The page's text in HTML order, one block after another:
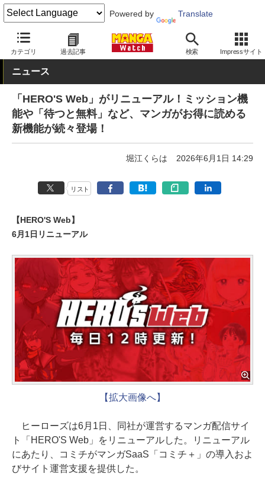
Powered by Translate
カテゴリ 過去記事 検索 Impressサイト
MANGA Watch Web/アプリ HERO’S Web
ニュース
「HERO'S Web」がリニューアル！ミッション機
能や「待つと無料」など、マンガがお得に読める
新機能が続々登場！
堀江くらは 2026年6月1日 14:29
リスト
【HERO'S Web】
6月1日リニューアル
【拡大画像へ】
ヒーローズは6月1日、同社が運営するマンガ配信サイ
ト「HERO'S Web」をリニューアルした。リニューアル
にあたり、コミチがマンガSaaS「コミチ＋」の導入およ
びサイト運営支援を提供した。